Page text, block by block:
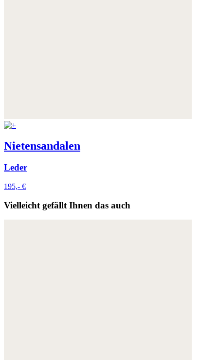
Nietensandalen
Leder
195,- €
Vielleicht gefällt Ihnen das auch